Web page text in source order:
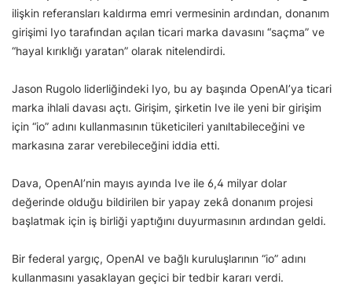
ilişkin referansları kaldırma emri vermesinin ardından, donanım
girişimi Iyo tarafından açılan ticari marka davasını “saçma” ve
“hayal kırıklığı yaratan” olarak nitelendirdi.
Jason Rugolo liderliğindeki Iyo, bu ay başında OpenAI’ya ticari
marka ihlali davası açtı. Girişim, şirketin Ive ile yeni bir girişim
için “io” adını kullanmasının tüketicileri yanıltabileceğini ve
markasına zarar verebileceğini iddia etti.
Dava, OpenAI’nin mayıs ayında Ive ile 6,4 milyar dolar
değerinde olduğu bildirilen bir yapay zekâ donanım projesi
başlatmak için iş birliği yaptığını duyurmasının ardından geldi.
Bir federal yargıç, OpenAI ve bağlı kuruluşlarının “io” adını
kullanmasını yasaklayan geçici bir tedbir kararı verdi.